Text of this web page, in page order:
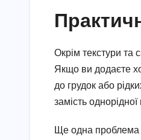
Окрім текстури та
Якщо ви додаєте
до грудок або
замість
Ще одна проблема